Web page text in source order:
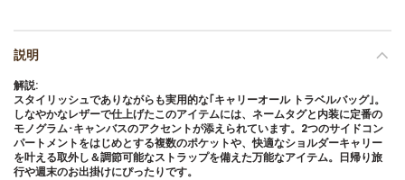
説明
解説:
スタイリッシュでありながらも実用的な｢キャリーオール トラベルバッグ｣。
しなやかなレザーで仕上げたこのアイテムには、ネームタグと内装に定番の
モノグラム･キャンバスのアクセントが添えられています。2つのサイドコン
パートメントをはじめとする複数のポケットや、快適なショルダーキャリー
を叶える取外し＆調節可能なストラップを備えた万能なアイテム。日帰り旅
行や週末のお出掛けにぴったりです。